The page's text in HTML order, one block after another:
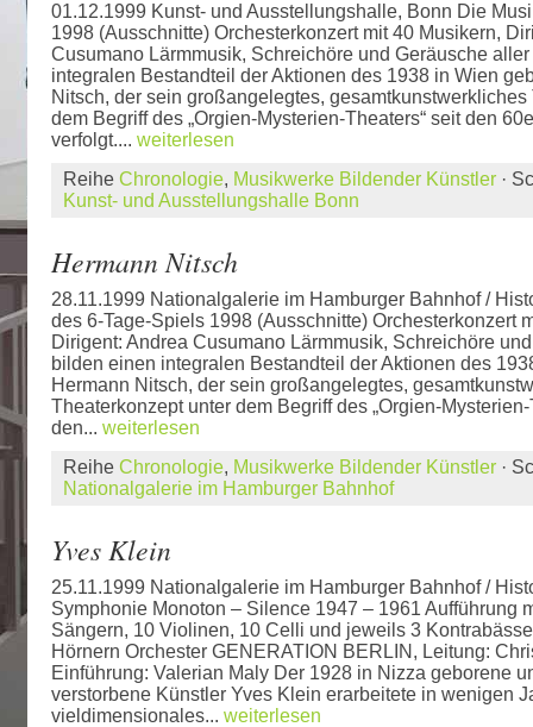
01.12.1999 Kunst- und Ausstellungshalle, Bonn Die
1998 (Ausschnitte) Orchesterkonzert mit 40 Musikern,
Cusumano Lärmmusik, Schreichöre und Geräusche
integralen Bestandteil der Aktionen des 1938 in Wien
Nitsch, der sein großangelegtes,
dem Begriff des „Orgien-Mysterien-Theaters“ seit den
verfolgt.... weiterlesen
Reihe Chronologie, Musikwerke Bildender Künstler ·
Kunst- und Ausstellungshalle Bonn
Hermann Nitsch
28.11.1999 Nationalgalerie im Hamburger Bahnhof /
des 6-Tage-Spiels 1998 (Ausschnitte) Orchesterkonzert
Dirigent: Andrea Cusumano Lärmmusik, Schreichöre
bilden einen integralen Bestandteil der Aktionen des
Hermann Nitsch, der sein großangelegtes,
Theaterkonzept unter dem Begriff des „Orgien-Mysterien-
den... weiterlesen
Reihe Chronologie, Musikwerke Bildender Künstler ·
Nationalgalerie im Hamburger Bahnhof
Yves Klein
25.11.1999 Nationalgalerie im Hamburger Bahnhof /
Symphonie Monoton – Silence 1947 – 1961 Aufführung
Sängern, 10 Violinen, 10 Celli und jeweils 3
Hörnern Orchester GENERATION BERLIN, Leitung:
Einführung: Valerian Maly Der 1928 in Nizza geborene
verstorbene Künstler Yves Klein erarbeitete in wenigen
vieldimensionales... weiterlesen